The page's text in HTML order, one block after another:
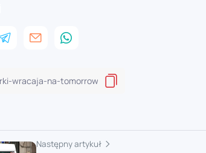
Następny artykuł